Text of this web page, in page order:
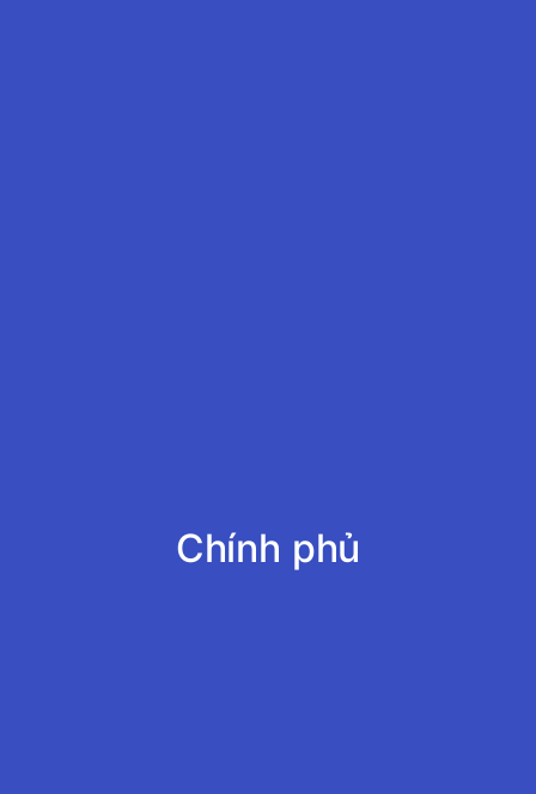
Chính phủ